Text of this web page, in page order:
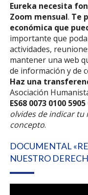
Eureka necesita
Zoom mensual. Te
económica que
importante que
actividades,
mantener una web
de información y de
Haz una
Asociación
ES68 0073 0100
olvides de indicar tu
concepto.
DOCUMENTAL
NUESTRO